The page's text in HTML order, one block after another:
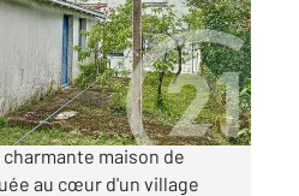
€
vous propose
maison de
au cœur d'un village